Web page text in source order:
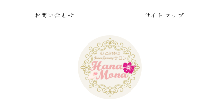
お問い合わせ サイトマップ